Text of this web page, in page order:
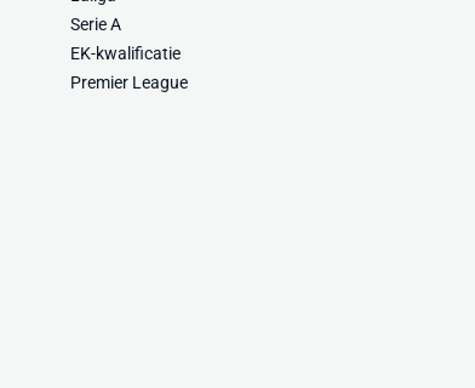
Serie A
EK-kwalificatie
Premier League